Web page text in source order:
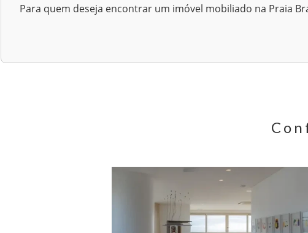
Para quem deseja encontrar um imóvel mobiliado na Praia